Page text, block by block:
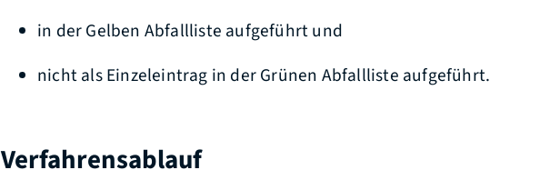
in der Gelben Abfallliste aufgeführt und
nicht als Einzeleintrag in der Grünen Abfallliste aufgeführt.
Verfahrensablauf